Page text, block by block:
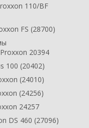
110/BF
FS (28700)
20394
100 (20402)
(24010)
(24256)
24257
DS 460 (27096)